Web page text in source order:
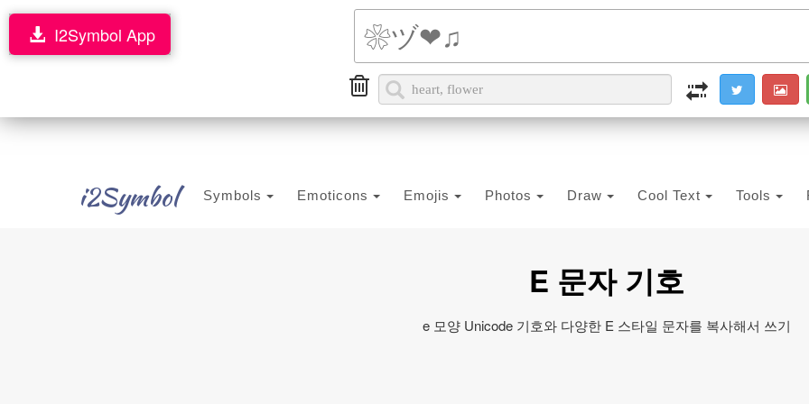
i2Symbol Symbols Emoticons Emojis Photos Draw Cool Text Tools
I2Symbol App
E 문자 기호
e 모양 Unicode 기호와 다양한 E 스타일 문자를 복사해서 쓰기